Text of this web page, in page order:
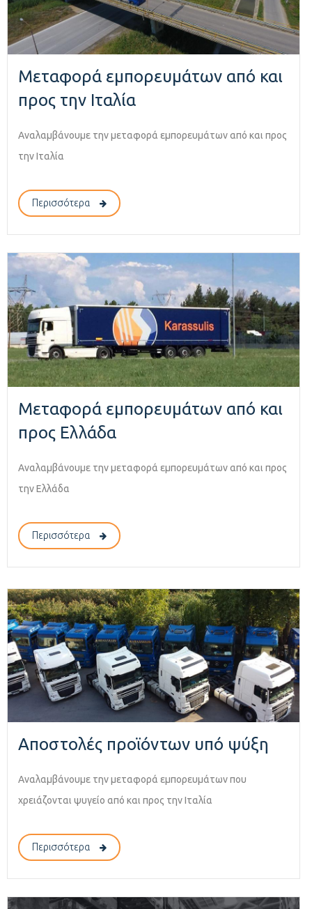
Μεταφορά εμπορευμάτων από και
προς την Ιταλία
Αναλαμβάνουμε την μεταφορά εμπορευμάτων από και προς
την Ιταλία
Περισσότερα
Μεταφορά εμπορευμάτων από και
προς Ελλάδα
Αναλαμβάνουμε την μεταφορά εμπορευμάτων από και προς
την Ελλάδα
Περισσότερα
Aποστολές προϊόντων υπό ψύξη
Αναλαμβάνουμε την μεταφορά εμπορευμάτων που
χρειάζονται ψυγείο από και προς την Ιταλία
Περισσότερα